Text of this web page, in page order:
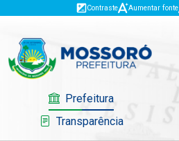
Contraste Aumentar fonte
Prefeitura
Transparência